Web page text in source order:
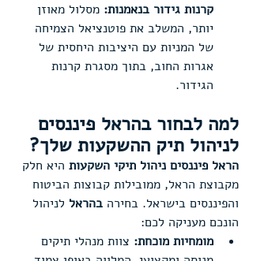
קרנות גידור בנאמנות: מסלול מאוזן
יותר, המשלב את פוטנציאל הצמיחה
של המניות עם היציבות היחסית של
אגרות החוב, בתוך מסגרת קרנות
הגידור.
למה לבחור בהראל פיננסים
לניהול תיק ההשקעות שלך?
הראל פיננסים ניהול תיקי השקעות היא חלק
מקבוצת הראל, ממובילות קבוצות הביטוח
והפיננסים בישראל. בחירה בהראל לניהול
הונכם מעניקה לכם:
מומחיות מוכחת: צוות מנהלי תיקים